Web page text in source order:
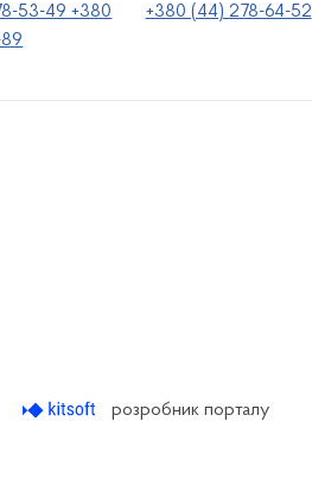
53-49 +380
+380 (44) 278-64-52
розробник порталу